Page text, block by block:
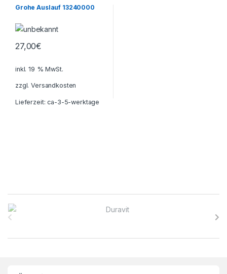
Grohe Auslauf 13240000
27,00€
inkl. 19 % MwSt.
zzgl.Versandkosten
Lieferzeit:ca-3-5-werktage